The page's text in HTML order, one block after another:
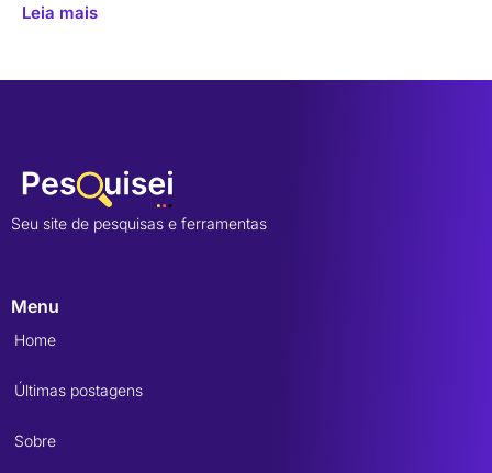
Leia mais
Seu site de pesquisas e ferramentas
Menu
Home
Últimas postagens
Sobre